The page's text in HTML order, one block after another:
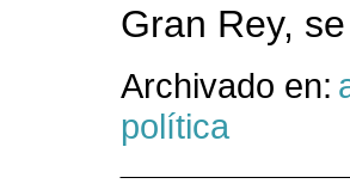
Gran Rey,
Archivado en:
política